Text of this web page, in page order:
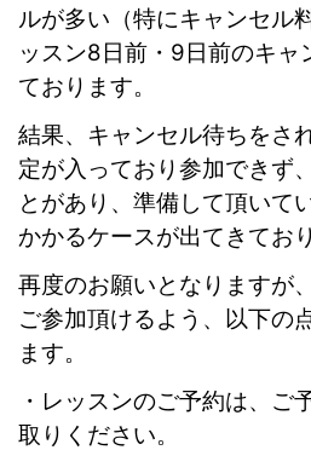
ルが多い（特にキャンセル
ッスン8日前・9日前のキャ
ております。
結果、キャンセル待ちをさ
定が入っており参加できず
とがあり、準備して頂いて
かかるケースが出てきてお
再度のお願いとなりますが
ご参加頂けるよう、以下の
ます。
・レッスンのご予約は、ご
取りください。